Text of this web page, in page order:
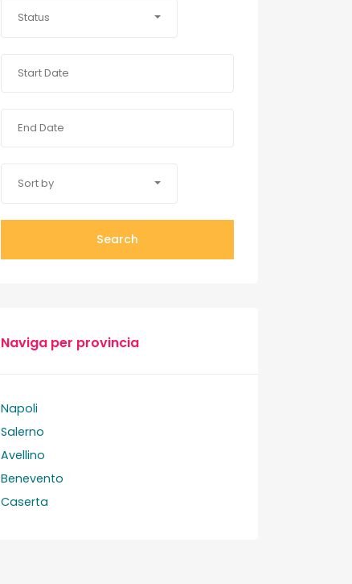
Status
Sort by
Search
Naviga per provincia
Napoli
Salerno
Avellino
Benevento
Caserta